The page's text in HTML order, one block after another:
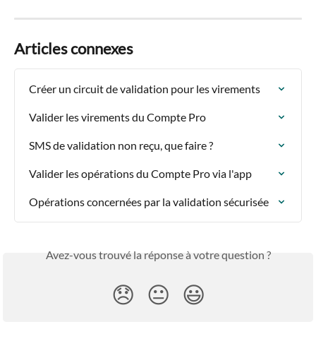
Articles connexes
Créer un circuit de validation pour les virements
Valider les virements du Compte Pro
SMS de validation non reçu, que faire ?
Valider les opérations du Compte Pro via l'app
Opérations concernées par la validation sécurisée
Avez-vous trouvé la réponse à votre question ?
😞 😐 😃